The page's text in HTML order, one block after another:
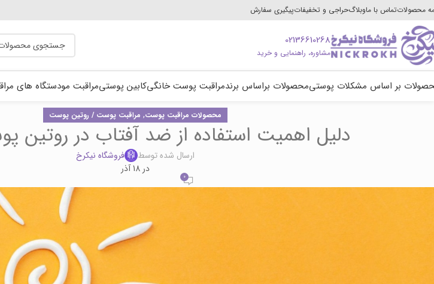
محصولاتتماس با ماوبلاگحراجی و تخفیفاتپیگیری سفارش
02136610268
مشاوره، راهنمایی و خرید
بر اساس مشکلات پوستیمحصولات براساس برندمراقبت پوست خانگیکابین پوستیمراقبت مودستگاه های
محصولات مراقبت پوست, مراقبت پوست / روتین پوست
دلیل اهمیت استفاده از ضد آفتاب در روتین
ارسال شده توسط
فروشگاه نیکرخ
در 18 آذر
0